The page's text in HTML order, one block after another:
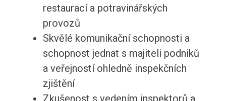
restaurací a potravinářských
provozů
Skvělé komunikační schopnosti a
schopnost jednat s majiteli podniků
a veřejností ohledně inspekčních
zjištění
Zkušenost s vedením inspektorů a